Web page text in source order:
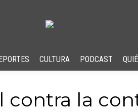
CULTURA PODCAST
la